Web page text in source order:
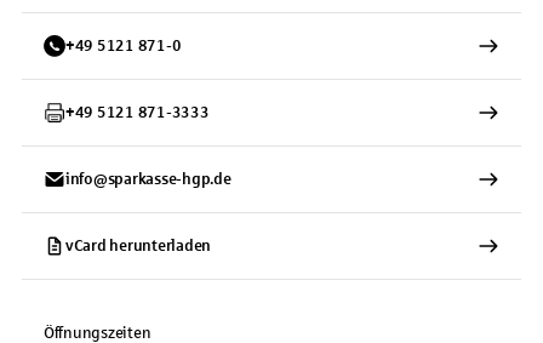
+49 5121 871-0
+49 5121 871-3333
info@sparkasse-hgp.de
vCard herunterladen
Öffnungszeiten